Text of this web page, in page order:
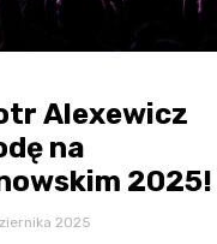
Alexewicz
na
2025!
2025